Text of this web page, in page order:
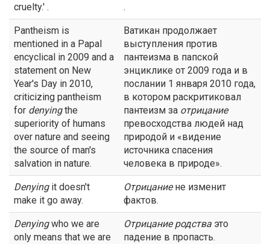
cruelty.' .
.
Pantheism is
mentioned in a Papal
encyclical in 2009 and a
statement on New
Year's Day in 2010,
criticizing pantheism
for denyingthe
superiority of humans
over nature and seeing
the source of man's
salvation in nature.
Ватикан продолжает
выступления против
пантеизма в папской
энциклике от 2009 года и в
послании 1 января 2010 года,
в котором раскритиковал
пантеизм за отрицание
превосходства людей над
природой и «видение
источника спасения
человека в природе».
Denyingit doesn't
make it go away.
Отрицаниене изменит
фактов.
Denyingwho we are
only means that we are
Отрицаниеродства это
падение в пропасть.